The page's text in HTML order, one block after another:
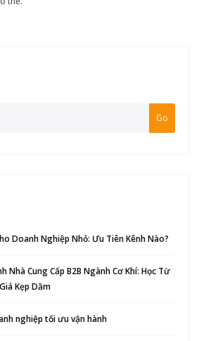
Go
Doanh Nghiệp Nhỏ: Ưu Tiên Kênh Nào?
Nhà Cung Cấp B2B Ngành Cơ Khí: Học Từ
Kẹp Dầm
nghiệp tối ưu vận hành